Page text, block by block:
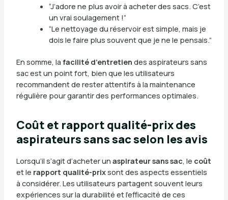
“J’adore ne plus avoir à acheter des sacs. C’est
un vrai soulagement !”
“Le nettoyage du réservoir est simple, mais je
dois le faire plus souvent que je ne le pensais.”
En somme, la facilité d’entretien des aspirateurs sans
sac est un point fort, bien que les utilisateurs
recommandent de rester attentifs à la maintenance
régulière pour garantir des performances optimales.
Coût et rapport qualité-prix des
aspirateurs sans sac selon les avis
Lorsqu’il s’agit d’acheter un aspirateur sans sac, le coût
et le rapport qualité-prixsont des aspects essentiels
à considérer. Les utilisateurs partagent souvent leurs
expériences sur la durabilité et l’efficacité de ces